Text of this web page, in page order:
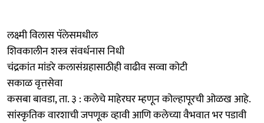
लक्ष्मी विलास पॅलेसमधील
शिवकालीन शस्त्र संवर्धनास निधी
चंद्रकांत मांडरे कलासंग्रहासाठीही वाढीव सव्वा कोटी
सकाळ वृत्तसेवा
कसबा बावडा, ता. ३ : कलेचे माहेरघर म्हणून कोल्हापूरची ओळख आहे.
सांस्कृतिक वारशाची जपणूक व्हावी आणि कलेच्या वैभवात भर पडावी